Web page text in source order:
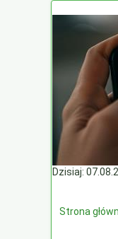
Dzisiaj:
Strona